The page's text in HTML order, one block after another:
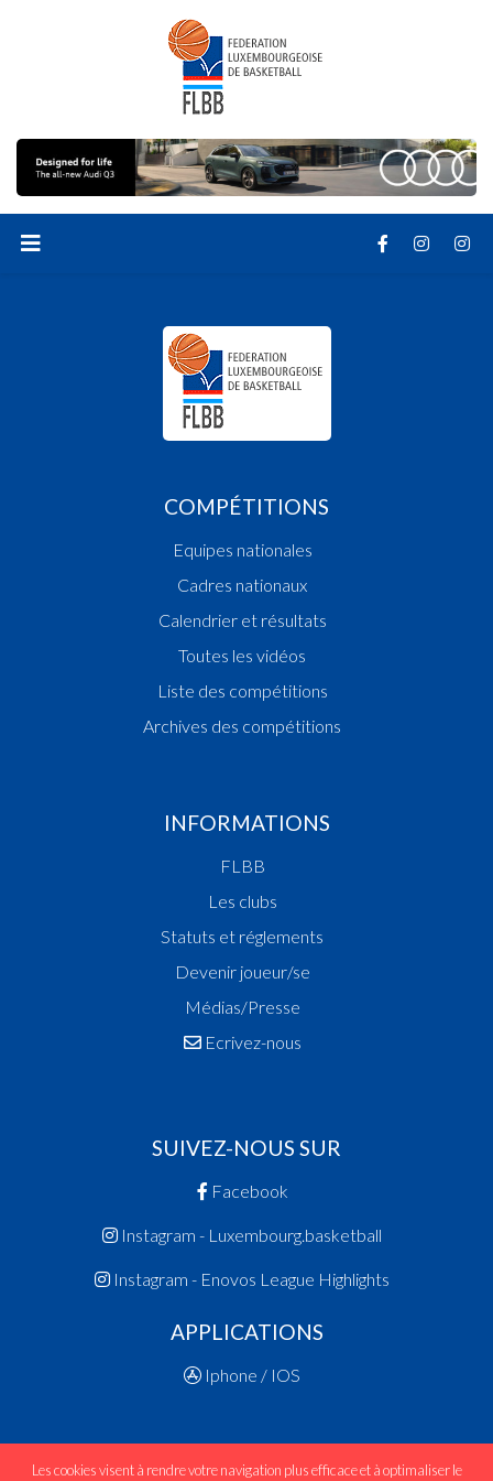
COMPÉTITIONS
Equipes nationales
Cadres nationaux
Calendrier et résultats
Toutes les vidéos
Liste des compétitions
Archives des compétitions
INFORMATIONS
FLBB
Les clubs
Statuts et réglements
Devenir joueur/se
Médias/Presse
Ecrivez-nous
SUIVEZ-NOUS SUR
Facebook
Instagram - Luxembourg.basketball
Instagram - Enovos League Highlights
APPLICATIONS
Iphone / IOS
Les cookies visent à rendre votre navigation plus efficace et à optimaliser le